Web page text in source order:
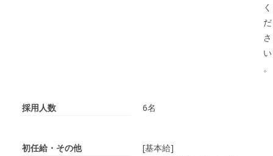
く
だ
さ
い
。
採用人数 6名
初任給・その他
[基本給]